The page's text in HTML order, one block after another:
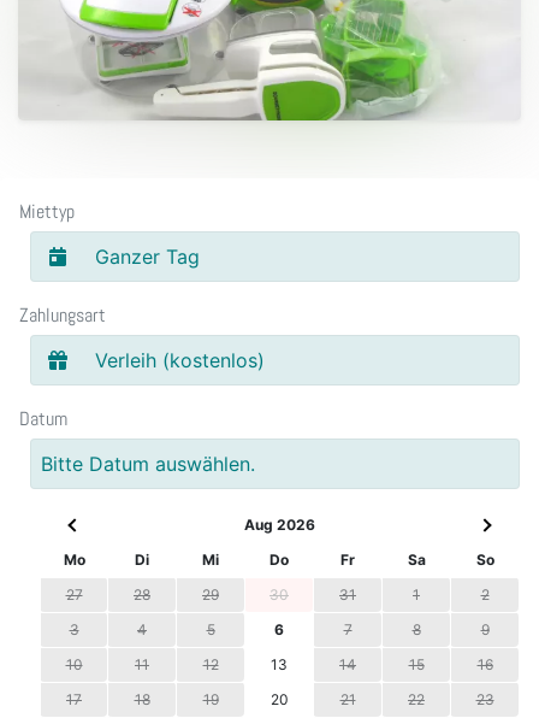
Miettyp
Ganzer Tag
Zahlungsart
Verleih (kostenlos)
Datum
Bitte Datum auswählen.
Aug 2026
Mo
Di Mi Do Fr Sa
So
27
28 29 30 31 1
2
3
4 5 6 7 8
9
10
11 12 13 14 15
16
17
18 19 20 21 22
23